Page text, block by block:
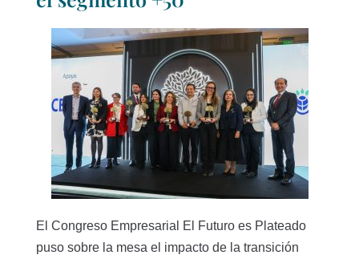
El Congreso Empresarial El Futuro es Plateado
puso sobre la mesa el impacto de la transición